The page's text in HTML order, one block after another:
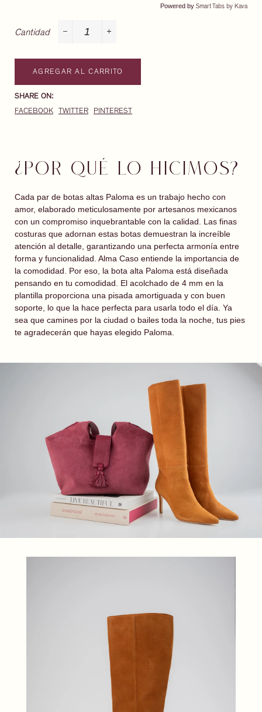
Powered by Smart Tabs by Kava
Cantidad
AGREGAR AL CARRITO
SHARE ON:
FACEBOOK
TWITTER PINTEREST
¿POR QUÉ LO HICIMOS?
Cada par de botas altas Paloma es un trabajo hecho con
amor, elaborado meticulosamente por artesanos mexicanos
con un compromiso inquebrantable con la calidad. Las finas
costuras que adornan estas botas demuestran la increíble
atención al detalle, garantizando una perfecta armonía entre
forma y funcionalidad. Alma Caso entiende la importancia de
la comodidad. Por eso, la bota alta Paloma está diseñada
pensando en tu comodidad. El acolchado de 4 mm en la
plantilla proporciona una pisada amortiguada y con buen
soporte, lo que la hace perfecta para usarla todo el día. Ya
sea que camines por la ciudad o bailes toda la noche, tus pies
te agradecerán que hayas elegido Paloma.